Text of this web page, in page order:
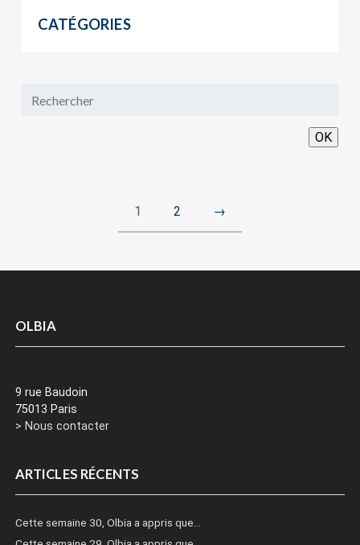
CATÉGORIES
OK
1 2 →
OLBIA
9 rue Baudoin
75013 Paris
> Nous contacter
ARTICLES RÉCENTS
Cette semaine 30, Olbia a appris que…